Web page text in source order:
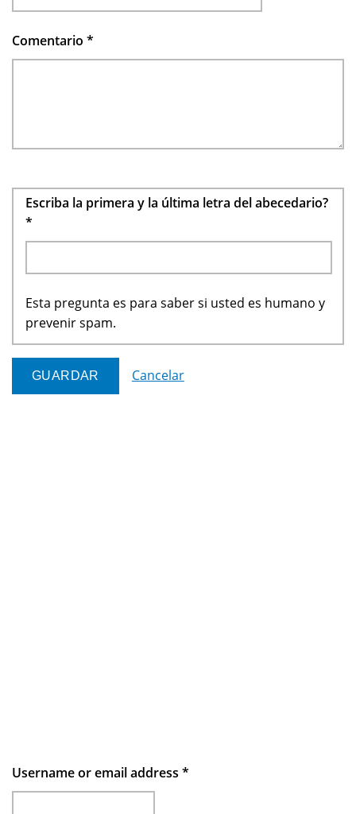
Comentario *
Escriba la primera y la última letra del abecedario?
*
Esta pregunta es para saber si usted es humano y
prevenir spam.
Cancelar
Username or email address *